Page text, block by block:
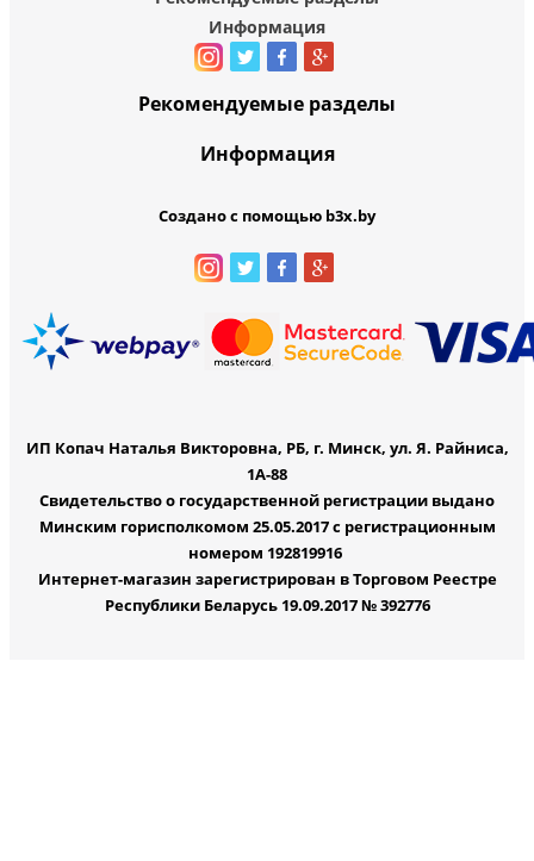
Информация
Рекомендуемые разделы
Информация
Создано с помощью b3x.by
ИП Копач Наталья Викторовна, РБ, г. Минск, ул. Я. Райниса,
1А-88
Свидетельство о государственной регистрации выдано
Минским горисполкомом 25.05.2017 с регистрационным
номером 192819916
Интернет-магазин зарегистрирован в Торговом Реестре
Республики Беларусь 19.09.2017 № 392776